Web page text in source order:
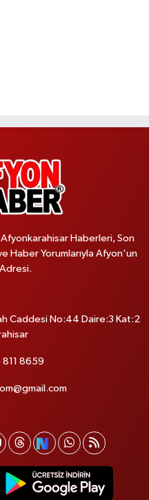
Haberleri, Son
Haber Yorumlarıyla Afyon'un
Caddesi No:44 Daire:3 Kat:2
8659